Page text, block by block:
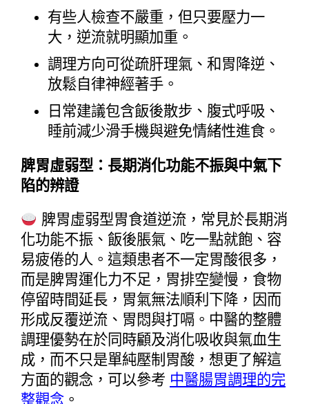
有些人檢查不嚴重，但只要壓力一
大，逆流就明顯加重。
調理方向可從疏肝理氣、和胃降逆、
放鬆自律神經著手。
日常建議包含飯後散步、腹式呼吸、
睡前減少滑手機與避免情緒性進食。
脾胃虛弱型：長期消化功能不振與中氣下
陷的辨證
脾胃虛弱型胃食道逆流，常見於長期消
化功能不振、飯後脹氣、吃一點就飽、容
易疲倦的人。這類患者不一定胃酸很多，
而是脾胃運化力不足，胃排空變慢，食物
停留時間延長，胃氣無法順利下降，因而
形成反覆逆流、胃悶與打嗝。中醫的整體
調理優勢在於同時顧及消化吸收與氣血生
成，而不只是單純壓制胃酸，想更了解這
方面的觀念，可以參考 中醫腸胃調理的完
整觀念 。